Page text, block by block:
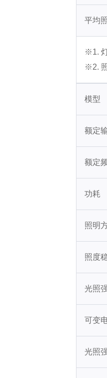
平均
※1.
※2.
模型
额定
额定
功耗
照明
照度
光照
可变
光照